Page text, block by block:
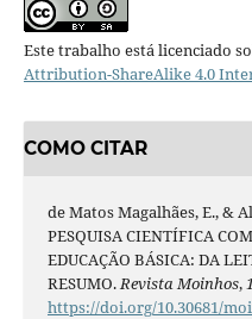
Este trabalho está licenciado
Attribution-ShareAlike 4.0
COMO CITAR
de Matos Magalhães, E., &
PESQUISA CIENTÍFICA
EDUCAÇÃO BÁSICA: DA
RESUMO.Revista Moinhos,1
https://doi.org/10.30681/